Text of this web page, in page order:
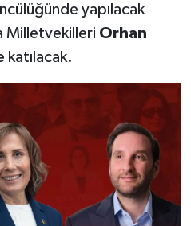
yapılacak
Milletvekilleri Orhan
katılacak.